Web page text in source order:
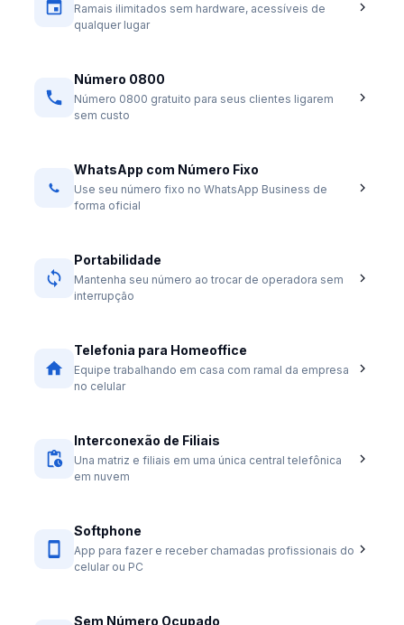
Ramais ilimitados sem hardware, acessíveis de
qualquer lugar
Número 0800
Número 0800 gratuito para seus clientes ligarem
sem custo
WhatsApp com Número Fixo
Use seu número fixo no WhatsApp Business de
forma oficial
Portabilidade
Mantenha seu número ao trocar de operadora sem
interrupção
Telefonia para Homeoffice
Equipe trabalhando em casa com ramal da empresa
no celular
Interconexão de Filiais
Una matriz e filiais em uma única central telefônica
em nuvem
Softphone
App para fazer e receber chamadas profissionais do
celular ou PC
Sem Número Ocupado